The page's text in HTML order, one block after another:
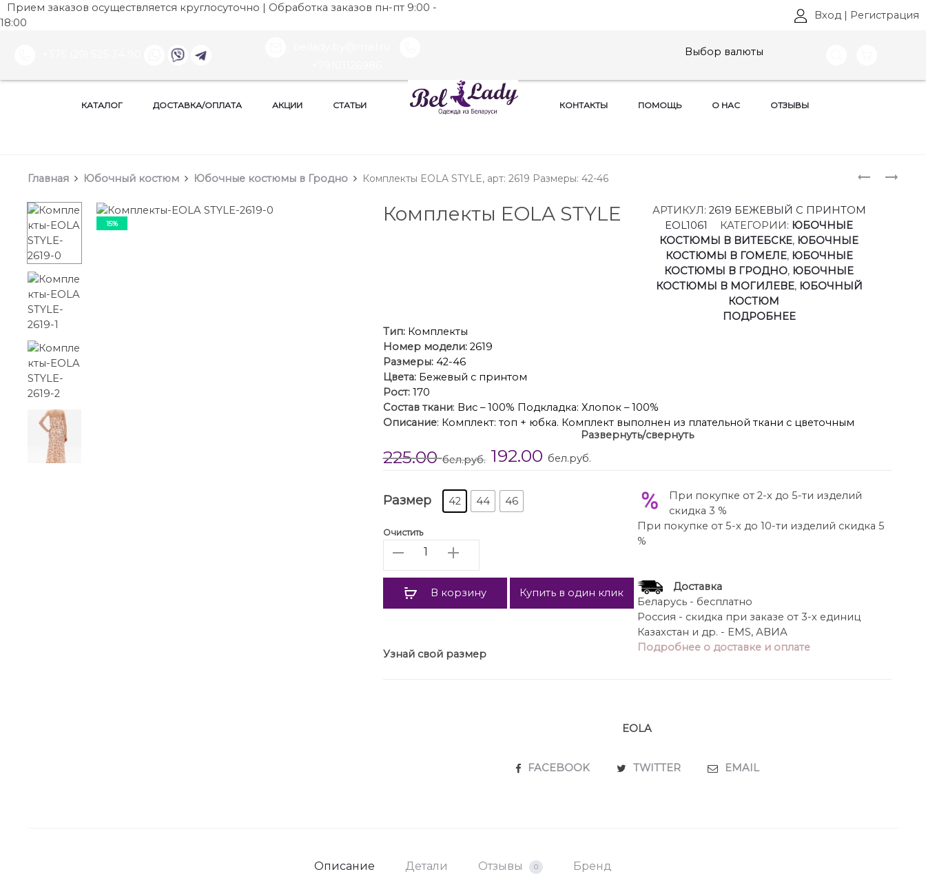
Прием заказов осуществляется круглосуточно | Обработка заказов пн-пт 9:00 -
18:00
Вход | Регистрация
Выбор валюты
КАТАЛОГ ДОСТАВКА/ОПЛАТА АКЦИИ СТАТЬИ КОНТАКТЫ ПОМОЩЬ О НАС ОТЗЫВЫ
ПЛАТЬЯ
ЮБКИ
Главная Юбочный костюм Юбочные костюмы в Гродно Комплекты EOLA STYLE, арт: 2619 Размеры: 42-46
15% Комплекты EOLA STYLE АРТИКУЛ: 2619 БЕЖЕВЫЙ С ПРИНТОМ
EOL1061
КАТЕГОРИИ: ЮБОЧНЫЕ
КОСТЮМЫ В ВИТЕБСКЕ, ЮБОЧНЫЕ
КОСТЮМЫ В ГОМЕЛЕ, ЮБОЧНЫЕ
КОСТЮМЫ В ГРОДНО, ЮБОЧНЫЕ
КОСТЮМЫ В МОГИЛЕВЕ, ЮБОЧНЫЙ
КОСТЮМ
ПОДРОБНЕЕ
Тип:Комплекты
Номер модели:2619
Размеры:42-46
Цвета: Бежевый с принтом
Рост: 170
Состав ткани: Вис – 100% Подкладка: Хлопок – 100%
Описание: Комплект: топ + юбка. Комплект выполнен из плательной ткани с цветочным
принтоТоп полуприлегающего силуэта, длиной ниже линии талии. Спереди центрапльная
застежка на пуговицы. Топ на регулируемых бретелях. Топ декорирован тесьмой. Юбка А-
образного силуэта, длиной миди, на притачном поясе. Переднее и заднее полотнище
на пуговицу. Юбка на отлетной по низу подкладке.
Длина топа: 19 сДлина юбки: 102 см.
Гарантийный срок не установлен
ГОСТ 25294 – 2003
Развернуть/свернуть
225.00бел.руб. 192.00 бел.руб.
Размер 42 44 46
Очистить
Количество
В корзину Купить в один клик
Узнай свой размер
При покупке от 2-х до 5-ти изделий
скидка 3 %
При покупке от 5-х до 10-ти изделий скидка 5
%
Доставка
Беларусь - бесплатно
Россия - скидка при заказе от 3-х единиц
Казахстан и др. - EMS, АВИА
Подробнее о доставке и оплате
EOLA
SHARE
FACEBOOK TWITTER EMAIL
Описание Детали Отзывы 0 Бренд